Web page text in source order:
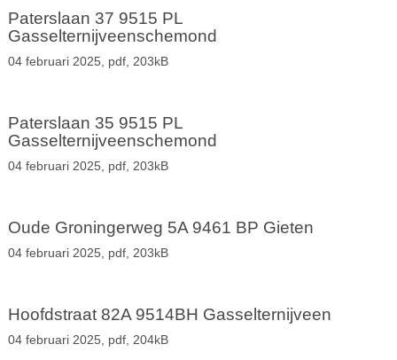
Paterslaan 37 9515 PL
Gasselternijveenschemond
04 februari 2025, pdf, 203kB
Paterslaan 35 9515 PL
Gasselternijveenschemond
04 februari 2025, pdf, 203kB
Oude Groningerweg 5A 9461 BP Gieten
04 februari 2025, pdf, 203kB
Hoofdstraat 82A 9514BH Gasselternijveen
04 februari 2025, pdf, 204kB